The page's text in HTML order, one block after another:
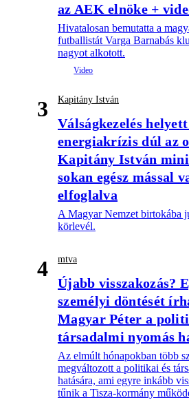
az AEK elnöke +
Hivatalosan bemutatta a
futballistát Varga Barnabás
nagyot alkotott.
3 Kapitány István
Válságkezelés
energiakrízis dúl az
Kapitány István
sokan egész mással
elfoglalva
A Magyar Nemzet birtokába
körlevél.
4 mtva
Újabb visszakozás?
személyi döntését
Magyar Péter a
társadalmi nyomás
Az elmúlt hónapokban több
megváltozott a politikai és
hatására, ami egyre inkább
tűnik a Tisza-kormány